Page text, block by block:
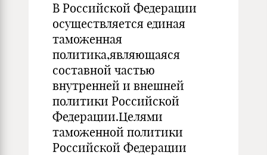
В Российской Федерации
осуществляется единая
таможенная
политика,являющаяся
составной частью
внутренней и внешней
политики Российской
Федерации.Целями
таможенной политики
Российской Федерации